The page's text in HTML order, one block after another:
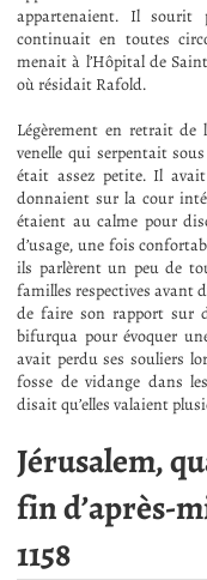
appartenaient. Il sourit
continuait en toutes
menait à l’Hôpital de
où résidait Rafold.
Légèrement en retrait de
venelle qui serpentait
était assez petite. Il
donnaient sur la cour
étaient au calme pour
d’usage, une fois
ils parlèrent un peu de
familles respectives avant
de faire son rapport sur
bifurqua pour évoquer
avait perdu ses souliers
fosse de vidange dans
disait qu’elles valaient
Jérusalem,
fin d’après-
1158